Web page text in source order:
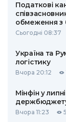
Податкові
обмеження з
Сьогодні 08:37
Україна та
логістику
Вчора 20:12
Мінфін у
Вчора 11:23